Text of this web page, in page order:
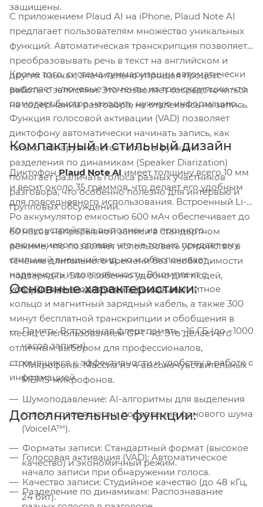
защищены.
С приложением Plaud AI на iPhone, Plaud Note AI
предлагает пользователям множество уникальных
функций. Автоматическая транскрипция позволяет
преобразовывать речь в текст на английском и
других языках, значительно упрощая процесс
работы с записями. Это позволяет сосредоточиться
на содержании разговора, не отвлекаясь на запись.
Кроме того, система суммаризации автоматически
выделяет ключевые моменты из транскрипции, что
помогает быстро находить нужную информацию.
Функция голосовой активации (VAD) позволяет
диктофону автоматически начинать запись, как
только обнаруживается голос, а функция
разделения по динамикам (Speaker Diarization)
помогает различать голоса разных участников
разговора, что особенно полезно для интервью и
групповых обсуждений.
Компактный и стильный дизайн
Диктофон Plaud Note AI имеет толщину всего 10 мм
и весит около 35 граммов, что делает его удобным
для повседневного использования. Встроенный Li-
Po аккумулятор емкостью 600 мАч обеспечивает до
60 часов непрерывной записи в стандартном
режиме, что позволяет использовать устройство в
течение длительного времени без необходимости
подзарядки. Это особенно удобно для людей,
которые часто находятся в движении.
Корпус устройства выполнен из прочного
алюминиевого сплава, что не только придает ему
стильный внешний вид, но и обеспечивает
надежность и долговечность. В комплект с
устройством входят черный чехол, магнитное
кольцо и магнитный зарядный кабель, а также 300
минут бесплатной транскрипции и обобщения в
месяц с использованием GPT-4o. Это делает его
отличным выбором для профессионалов,
стремящихся к эффективности и удобству в работе с
информацией.
Основные характеристики:
Память: Встроенная флеш-память ~16 ГБ (до ~1000
часов записи).
Микрофоны: Массив из 4 высокочувствительных
MEMS-микрофонов.
Шумоподавление: AI-алгоритмы для выделения
голоса говорящего и подавления фонового шума
(VoiceIA™).
Форматы записи: Стандартный формат (высокое
качество) и экономичный режим.
Качество записи: Студийное качество (до 48 кГц,
24 бит).
Дополнительные функции:
Голосовая активация (VAD): Автоматическое
начало записи при обнаружении голоса.
Разделение по динамикам: Распознавание